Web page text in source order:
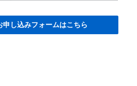
申し込みフォームはこちら